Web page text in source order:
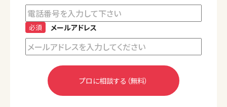
メールアドレス
必須